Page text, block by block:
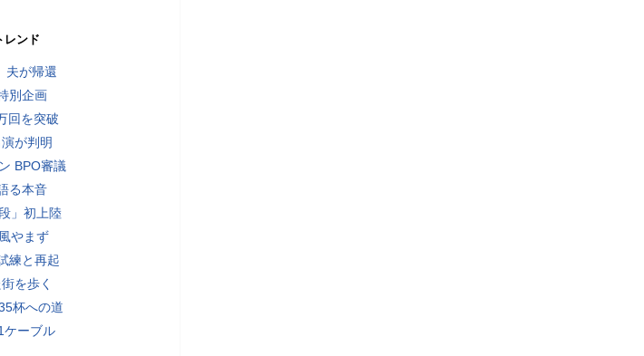
レンド
夫が帰還
別企画
回を突破
が判明
BPO審議
る本音
」初上陸
やまず
練と再起
を歩く
杯への道
ケーブル